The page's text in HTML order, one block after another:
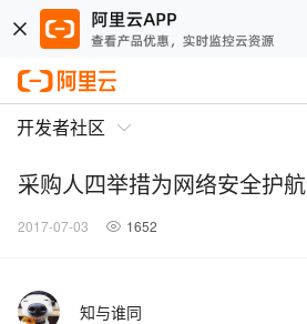
开发者社区
采购人四举措为网络安全护航
2017-07-03 1652
知与谁同